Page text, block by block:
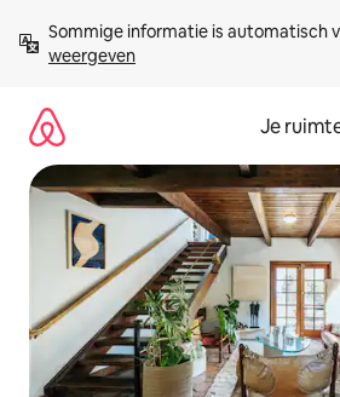
direct
naar
Sommige informatie is automatisch
weergeven
Je